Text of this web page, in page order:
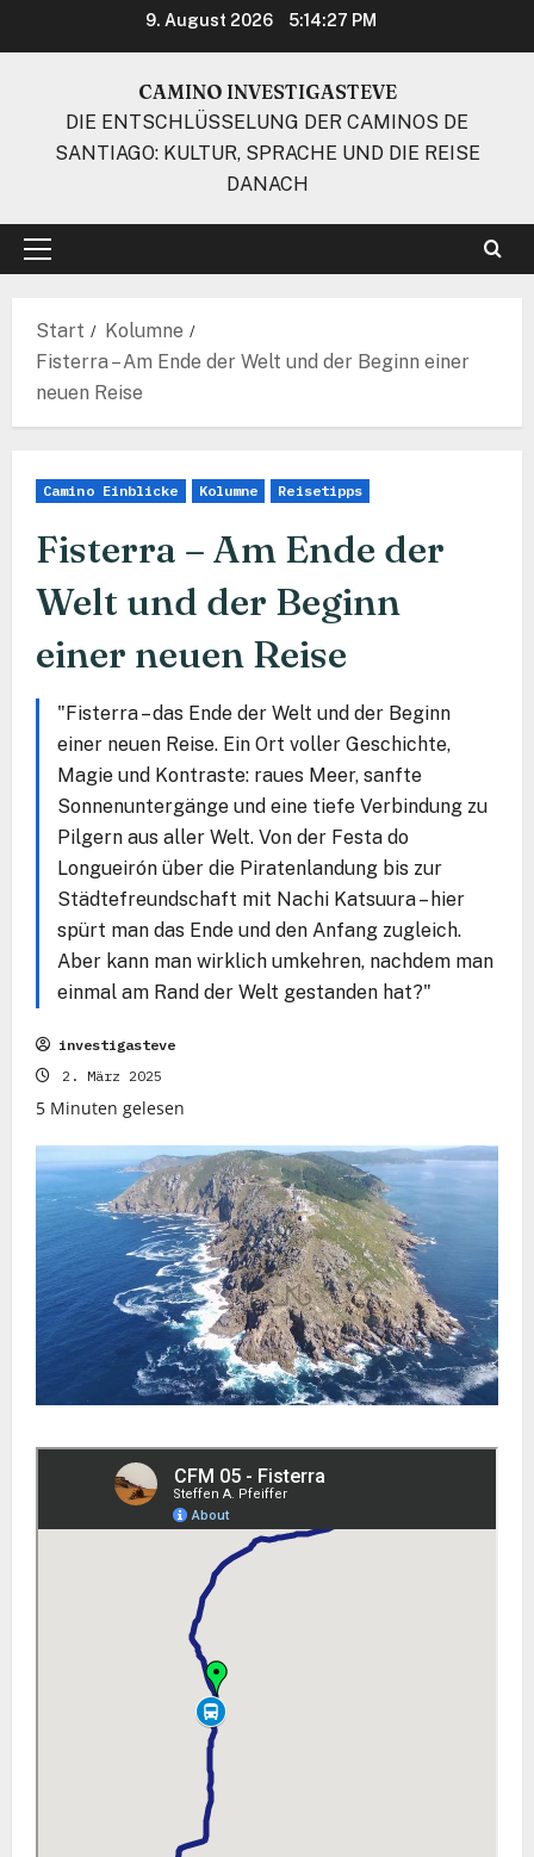
9. August 2026 5:14:28 PM
CAMINO INVESTIGASTEVE
DIE ENTSCHLÜSSELUNG DER CAMINOS DE
SANTIAGO: KULTUR, SPRACHE UND DIE REISE
DANACH
Primäres
Start
Kolumne
Fisterra – Am Ende der Welt und der Beginn einer
neuen Reise
Camino Einblicke Kolumne Reisetipps
Fisterra – Am Ende der
Welt und der Beginn
einer neuen Reise
"Fisterra – das Ende der Welt und der Beginn
einer neuen Reise. Ein Ort voller Geschichte,
Magie und Kontraste: raues Meer, sanfte
Sonnenuntergänge und eine tiefe Verbindung zu
Pilgern aus aller Welt. Von der Festa do
Longueirón über die Piratenlandung bis zur
Städtefreundschaft mit Nachi Katsuura – hier
spürt man das Ende und den Anfang zugleich.
Aber kann man wirklich umkehren, nachdem man
einmal am Rand der Welt gestanden hat?"
investigasteve
2. März 2025
5 Minuten gelesen